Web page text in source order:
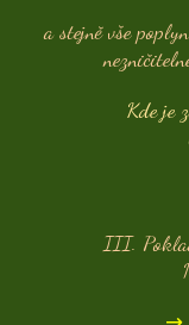
a stejně vše
Kde je
III.